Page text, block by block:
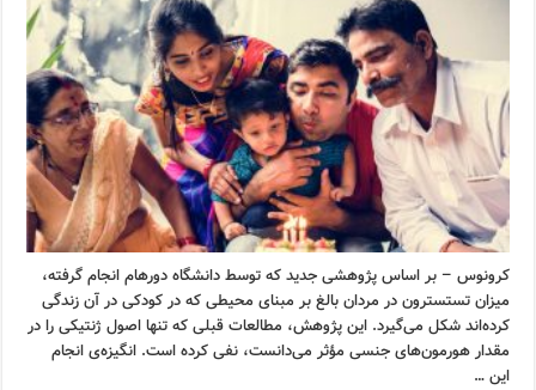
کرونوس – بر اساس پژوهشی جدید که توسط دانشگاه دورهام انجام گرفته،
میزان تستسترون در مردان بالغ بر مبنای محیطی که در کودکی در آن زندگی
کرده‌اند شکل می‌گیرد. این پژوهش، مطالعات قبلی که تنها اصول ژنتیکی را در
مقدار هورمون‌های جنسی مؤثر می‌دانست، نفی کرده است. انگیزه‌ی انجام
این …